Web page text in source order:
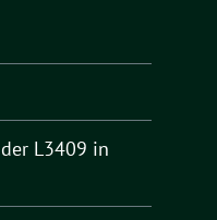
L3409 in